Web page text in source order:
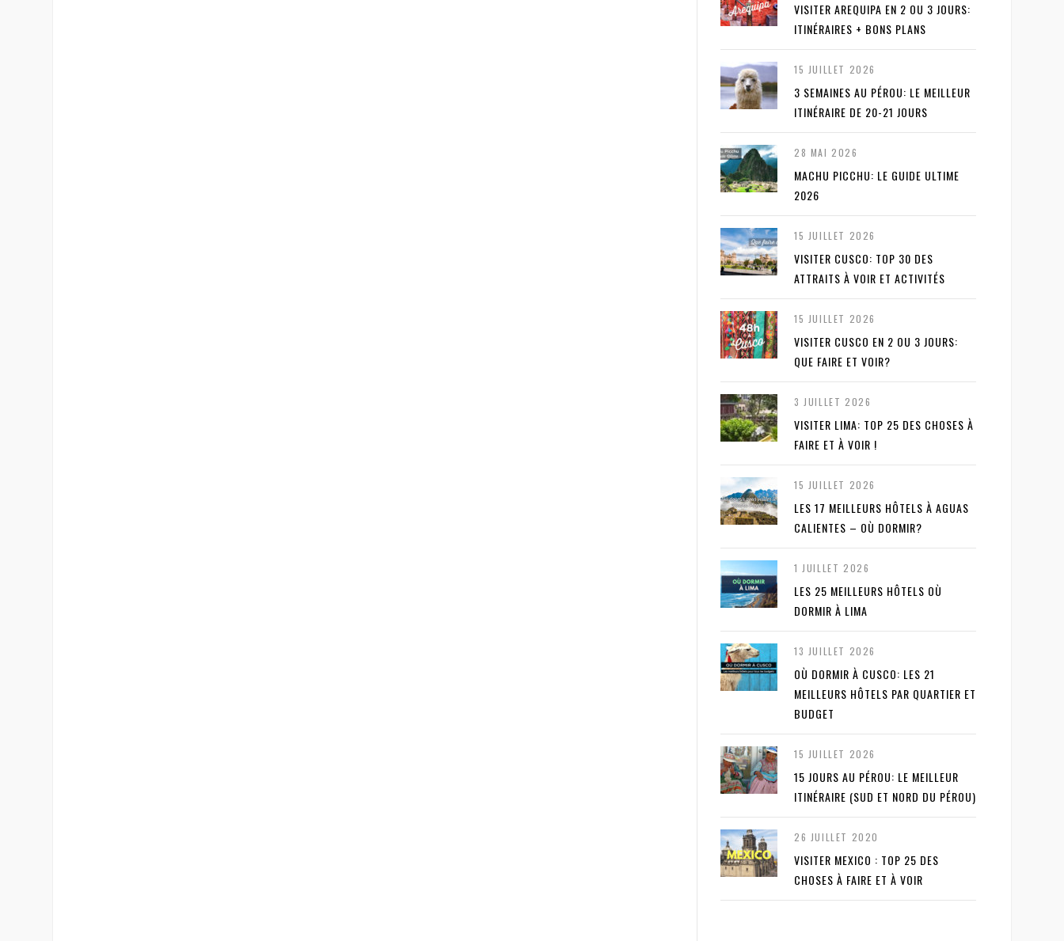
VISITER AREQUIPA EN 2 OU 3 JOURS:
ITINÉRAIRES + BONS PLANS
15 JUILLET 2026
3 SEMAINES AU PÉROU: LE MEILLEUR
ITINÉRAIRE DE 20-21 JOURS
28 MAI 2026
MACHU PICCHU: LE GUIDE ULTIME
2026
15 JUILLET 2026
VISITER CUSCO: TOP 30 DES
ATTRAITS À VOIR ET ACTIVITÉS
15 JUILLET 2026
VISITER CUSCO EN 2 OU 3 JOURS:
QUE FAIRE ET VOIR?
3 JUILLET 2026
VISITER LIMA: TOP 25 DES CHOSES À
FAIRE ET À VOIR !
15 JUILLET 2026
LES 17 MEILLEURS HÔTELS À AGUAS
CALIENTES – OÙ DORMIR?
1 JUILLET 2026
LES 25 MEILLEURS HÔTELS OÙ
DORMIR À LIMA
13 JUILLET 2026
OÙ DORMIR À CUSCO: LES 21
MEILLEURS HÔTELS PAR QUARTIER ET
BUDGET
15 JUILLET 2026
15 JOURS AU PÉROU: LE MEILLEUR
ITINÉRAIRE (SUD ET NORD DU PÉROU)
26 JUILLET 2020
VISITER MEXICO : TOP 25 DES
CHOSES À FAIRE ET À VOIR